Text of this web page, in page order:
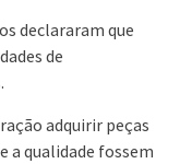
​​declararam que
de
adquirir peças
a qualidade fossem